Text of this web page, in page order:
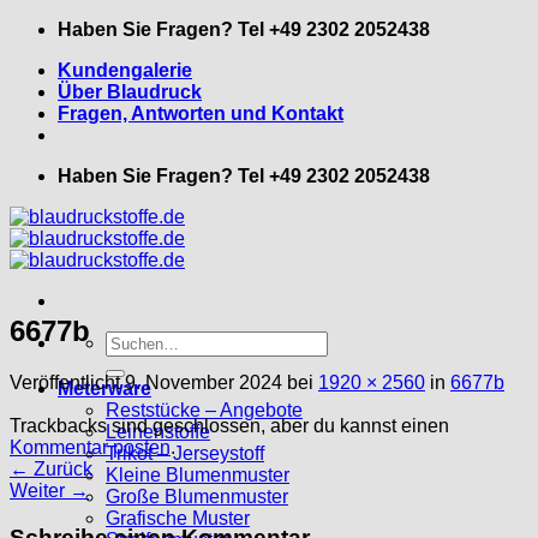
Zum
springen
Haben Sie Fragen? Tel +49 2302 2052438
Kundengalerie
Über Blaudruck
Fragen, Antworten und Kontakt
Haben Sie Fragen? Tel +49 2302 2052438
Suche
nach:
Meterware
Reststücke – Angebote
Leinenstoffe
Trikot – Jerseystoff
Kleine Blumenmuster
Große Blumenmuster
Grafische Muster
6677b
Veröffentlicht9. November 2024 bei 1920 × 2560 in 6677b
Trackbacks sind geschlossen, aber du kannst einen
Kommentar posten.
← Zurück
Weiter →